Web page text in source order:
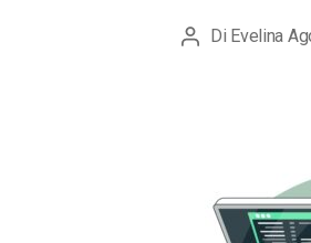
Autore
Di Evelina